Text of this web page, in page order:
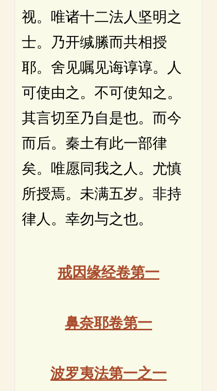
视。唯诸十二法人坚明之
士。乃开缄縢而共相授
耶。舍见嘱见诲谆谆。人
可使由之。不可使知之。
其言切至乃自是也。而今
而后。秦土有此一部律
矣。唯愿同我之人。尤慎
所授焉。未满五岁。非持
律人。幸勿与之也。
戒因缘经卷第一
鼻奈耶卷第一
波罗夷法第一之一